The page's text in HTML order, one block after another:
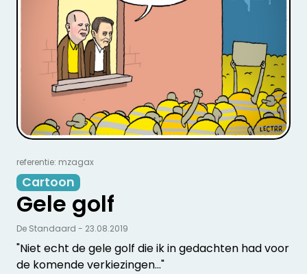
referentie: mzagax
Cartoon
Gele golf
"Niet echt de gele golf die ik in gedachten had voor
de komende verkiezingen..."
De Standaard - 23.08.2019